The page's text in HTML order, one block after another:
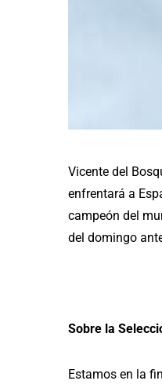
Vicente del
enfrentará a
campeón del
del domingo
Sobre la
Estamos en la